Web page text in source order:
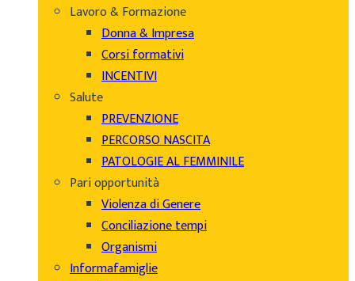
Lavoro & Formazione
Donna & Impresa
Corsi formativi
INCENTIVI
Salute
PREVENZIONE
PERCORSO NASCITA
PATOLOGIE AL FEMMINILE
Pari opportunità
Violenza di Genere
Conciliazione tempi
Organismi
Informafamiglie